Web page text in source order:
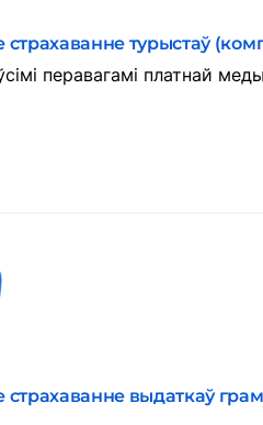
страхаванне турыстаў
перавагамі платнай
страхаванне выдаткаў